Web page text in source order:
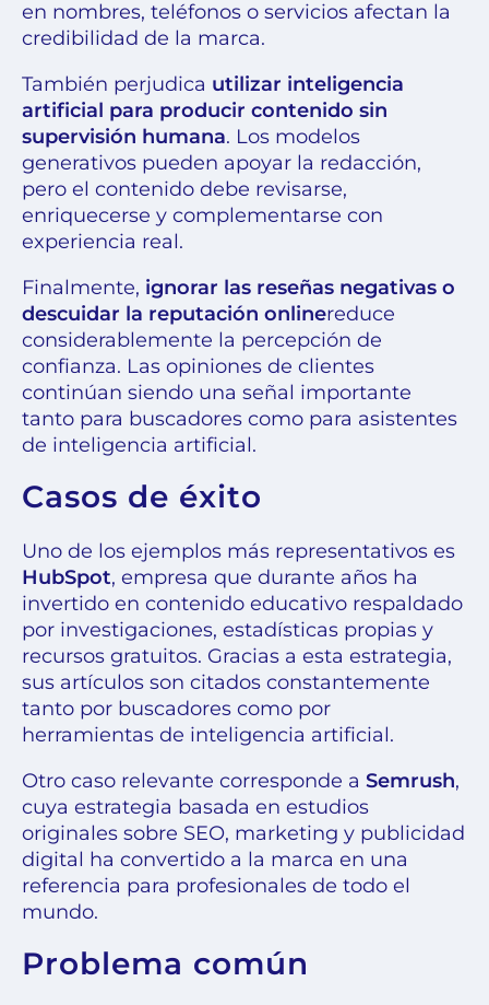
en nombres, teléfonos o servicios afectan la
credibilidad de la marca.
También perjudica utilizar inteligencia
artificial para producir contenido sin
supervisión humana. Los modelos
generativos pueden apoyar la redacción,
pero el contenido debe revisarse,
enriquecerse y complementarse con
experiencia real.
Finalmente, ignorar las reseñas negativas o
descuidar la reputación onlinereduce
considerablemente la percepción de
confianza. Las opiniones de clientes
continúan siendo una señal importante
tanto para buscadores como para asistentes
de inteligencia artificial.
Casos de éxito
Uno de los ejemplos más representativos es
HubSpot, empresa que durante años ha
invertido en contenido educativo respaldado
por investigaciones, estadísticas propias y
recursos gratuitos. Gracias a esta estrategia,
sus artículos son citados constantemente
tanto por buscadores como por
herramientas de inteligencia artificial.
Otro caso relevante corresponde a Semrush,
cuya estrategia basada en estudios
originales sobre SEO, marketing y publicidad
digital ha convertido a la marca en una
referencia para profesionales de todo el
mundo.
Problema común